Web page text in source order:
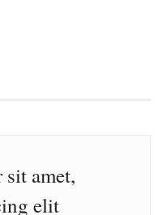
amet,
elit